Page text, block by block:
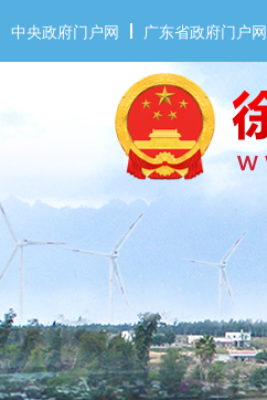
中央政府门户网 广东省政府门户网